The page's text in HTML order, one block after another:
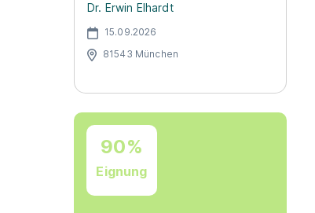
Dr. Erwin Elhardt
15.09.2026
81543 München
90%
Eignung